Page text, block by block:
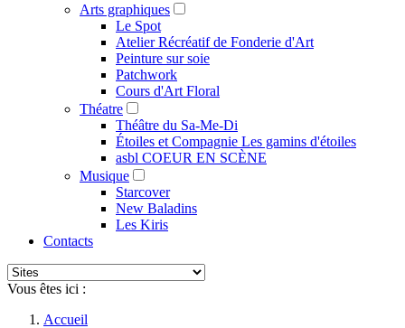
Arts graphiques
Le Spot
Atelier Récréatif de Fonderie d'Art
Peinture sur soie
Patchwork
Cours d'Art Floral
Théatre
Théâtre du Sa-Me-Di
Étoiles et Compagnie Les gamins d'étoiles
asbl COEUR EN SCÈNE
Musique
Starcover
New Baladins
Les Kiris
Contacts
Vous êtes ici :
Accueil